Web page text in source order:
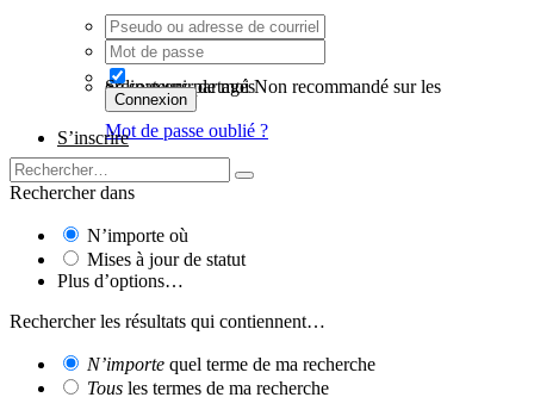
Se souvenir de moi
Non recommandé sur les ordinateurs partagés
Connexion
Mot de passe oublié ?
S’inscrire
Rechercher dans
N’importe où
Mises à jour de statut
Plus d’options…
Rechercher les résultats qui contiennent…
N’importe quel terme de ma recherche
Tous les termes de ma recherche